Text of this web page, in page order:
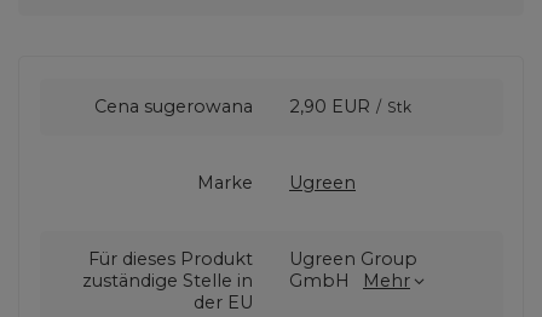
Cena sugerowana 2,90 EUR / Stk
Marke Ugreen
Für dieses Produkt
zuständige Stelle in
der EU
Ugreen Group
GmbH
Mehr